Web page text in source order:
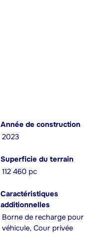
Année de construction
2023
Superficie du terrain
112 460 pc
Caractéristiques
additionnelles
Borne de recharge pour
véhicule, Cour privée